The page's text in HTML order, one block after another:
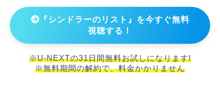
『シンドラーのリスト』を今すぐ無料
視聴する！
※U-NEXTの31日間無料お試しになります!
※無料期間の解約で、料金かかりません